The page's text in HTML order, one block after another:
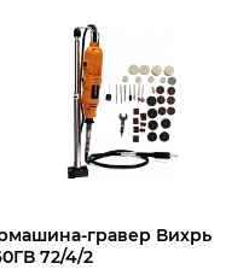
гравер Вихрь
72/4/2